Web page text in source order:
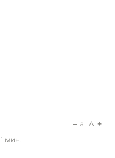
1 мин.
a A